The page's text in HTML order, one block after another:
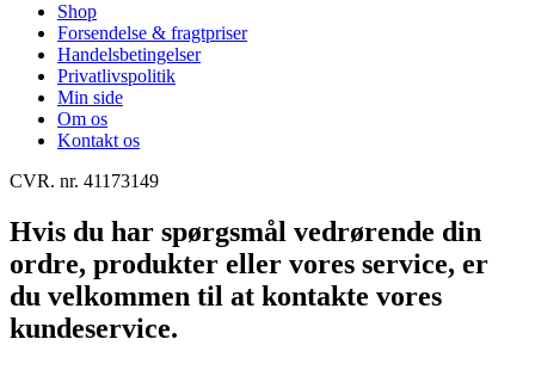
Shop
Forsendelse & fragtpriser
Handelsbetingelser
Privatlivspolitik
Min side
Om os
Kontakt os
CVR. nr. 41173149
Hvis du har spørgsmål vedrørende din
ordre, produkter eller vores service, er
du velkommen til at kontakte vores
kundeservice.